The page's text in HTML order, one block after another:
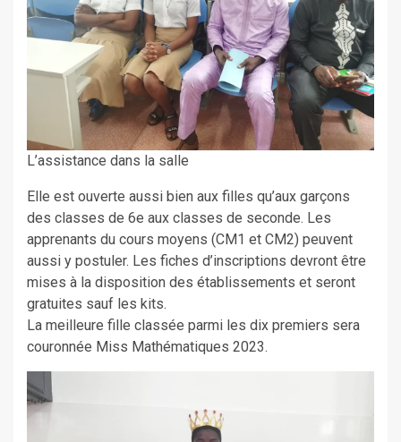
L’assistance dans la salle
Elle est ouverte aussi bien aux filles qu’aux garçons
des classes de 6e aux classes de seconde. Les
apprenants du cours moyens (CM1 et CM2) peuvent
aussi y postuler. Les fiches d’inscriptions devront être
mises à la disposition des établissements et seront
gratuites sauf les kits.
La meilleure fille classée parmi les dix premiers sera
couronnée Miss Mathématiques 2023.